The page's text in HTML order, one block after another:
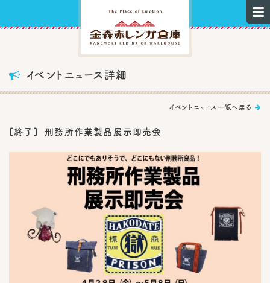

 イベントニュース詳細
イベントニュース一覧へ戻る 
[終了] 刑務所作業製品展示即売会